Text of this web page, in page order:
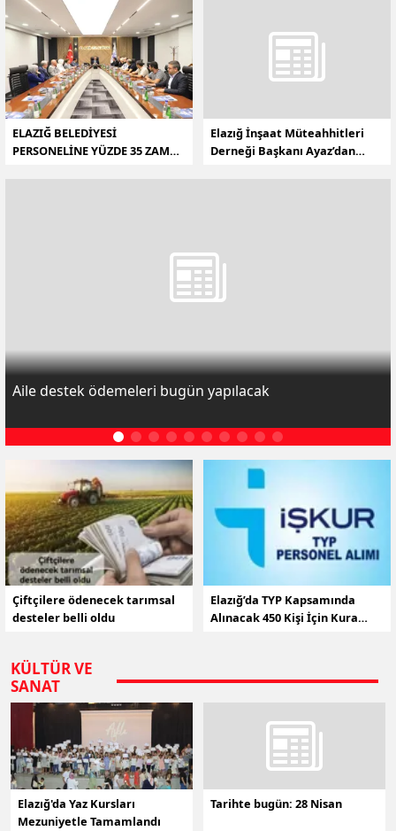
ELAZIĞ BELEDİYESİ
PERSONELİNE YÜZDE 35 ZAM
Elazığ İnşaat Müteahhitleri
Derneği Başkanı Ayaz’dan
Aile destek ödemeleri bugün yapılacak
Çiftçilere ödenecek tarımsal
desteler belli oldu
Elazığ’da TYP Kapsamında
Alınacak 450 Kişi İçin Kura
KÜLTÜR VE
SANAT
Elazığ'da Yaz Kursları
Mezuniyetle Tamamlandı
Tarihte bugün: 28 Nisan